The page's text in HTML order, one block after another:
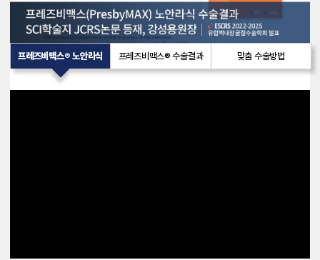
프레즈비맥스® 노안라식 프레즈비맥스® 수술결과 맞춤 수술방법